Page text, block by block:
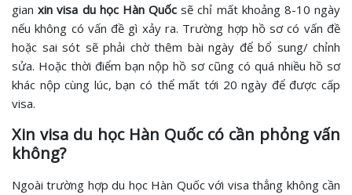
gianxin visa du học Hàn Quốc sẽ chỉ mất khoảng 8-10 ngày
nếu không có vấn đề gì xảy ra. Trường hợp hồ sơ có vấn đề
hoặc sai sót sẽ phải chờ thêm bài ngày để bổ sung/ chỉnh
sửa. Hoặc thời điểm bạn nộp hồ sơ cũng có quá nhiều hồ sơ
khác nộp cùng lúc, bạn có thể mất tới 20 ngày để được cấp
visa.
Xin visa du học Hàn Quốc có cần phỏng vấn
không?
Ngoài trường hợp du học Hàn Quốc với visa thẳng không cần